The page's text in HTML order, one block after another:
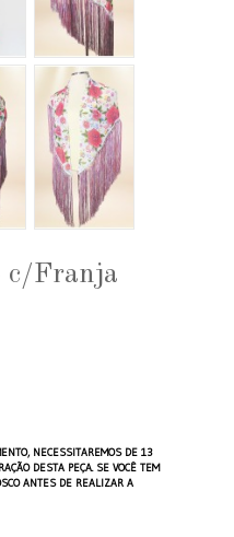
c/Franja
NECESSITAREMOS DE 13
DESTA PEÇA. SE VOCÊ TEM
ANTES DE REALIZAR A